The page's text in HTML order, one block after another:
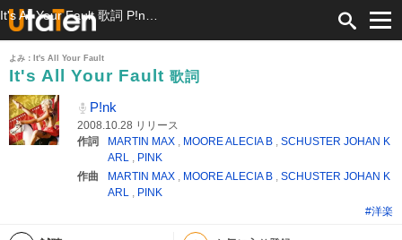
よみ：It's All Your Fault
It's All Your Fault 歌詞
P!nk
2008.10.28 リリース
作詞
MARTIN MAX , MOORE ALECIA B ,SCHUSTER JOHAN K
ARL , PINK
作曲
MARTIN MAX , MOORE ALECIA B ,SCHUSTER JOHAN K
ARL , PINK
#洋楽